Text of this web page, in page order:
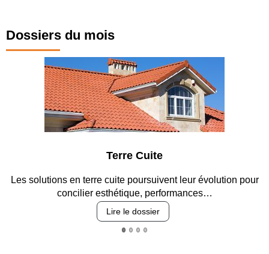
Dossiers du mois
Terre Cuite
Les solutions en terre cuite poursuivent leur évolution pour
concilier esthétique, performances…
Lire le dossier